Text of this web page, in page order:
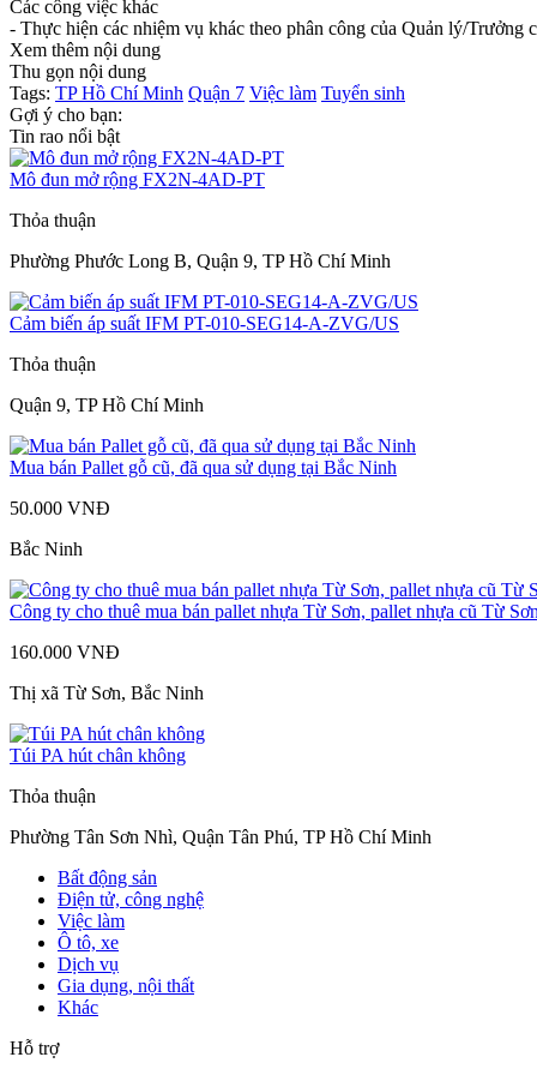
Các công việc khác
- Thực hiện các nhiệm vụ khác theo phân công của Quản lý/Trưởng
Xem thêm nội dung
Thu gọn nội dung
Tags: TP Hồ Chí Minh Quận 7 Việc làm Tuyển sinh
Gợi ý cho bạn:
Tin rao nổi bật
Mô đun mở rộng FX2N-4AD-PT
Thỏa thuận
Phường Phước Long B, Quận 9, TP Hồ Chí Minh
Cảm biến áp suất IFM PT-010-SEG14-A-ZVG/US
Thỏa thuận
Quận 9, TP Hồ Chí Minh
Mua bán Pallet gỗ cũ, đã qua sử dụng tại Bắc Ninh
50.000 VNĐ
Bắc Ninh
Công ty cho thuê mua bán pallet nhựa Từ Sơn, pallet nhựa cũ Từ
160.000 VNĐ
Thị xã Từ Sơn, Bắc Ninh
Túi PA hút chân không
Thỏa thuận
Phường Tân Sơn Nhì, Quận Tân Phú, TP Hồ Chí Minh
Bất động sản
Điện tử, công nghệ
Việc làm
Ô tô, xe
Dịch vụ
Gia dụng, nội thất
Khác
Hỗ trợ